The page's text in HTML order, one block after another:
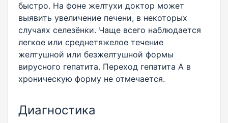
быстро. На фоне желтухи доктор может
выявить увеличение печени, в некоторых
случаях селезёнки. Чаще всего наблюдается
легкое или среднетяжелое течение
желтушной или безжелтушной формы
вирусного гепатита. Переход гепатита А в
хроническую форму не отмечается.
Диагностика